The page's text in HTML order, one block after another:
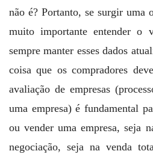
não é? Portanto, se surgir uma
muito importante entender o
sempre manter esses dados
coisa que os compradores
avaliação de empresas
uma empresa) é fundamental
ou vender uma empresa, seja
negociação, seja na venda